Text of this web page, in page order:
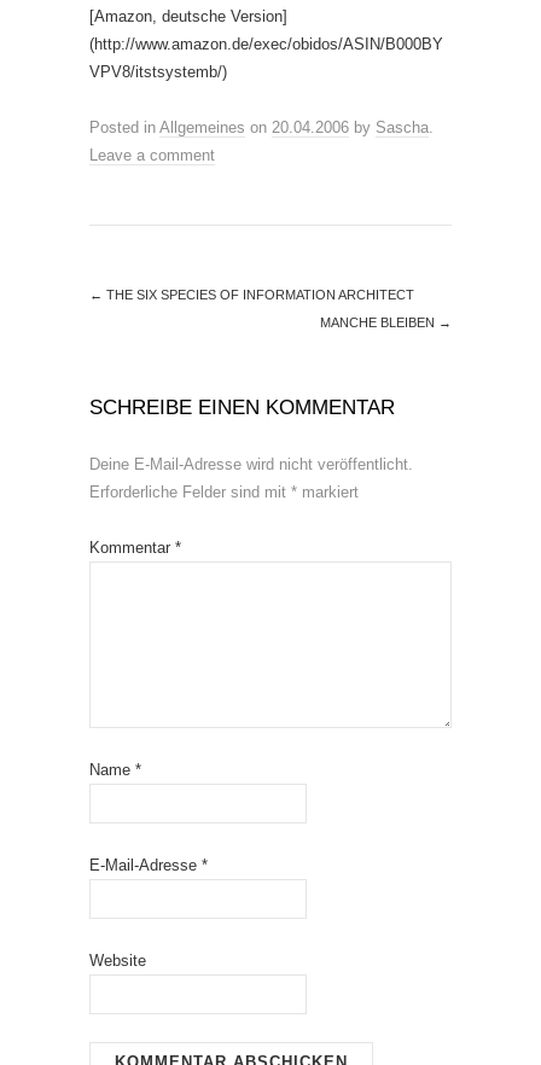
[Amazon, deutsche Version]
(http://www.amazon.de/exec/obidos/ASIN/B000BY
VPV8/itstsystemb/)
Posted in Allgemeines on 20.04.2006 by Sascha.
Leave a comment
← THE SIX SPECIES OF INFORMATION ARCHITECT
MANCHE BLEIBEN →
SCHREIBE EINEN KOMMENTAR
Deine E-Mail-Adresse wird nicht veröffentlicht.
Erforderliche Felder sind mit * markiert
Kommentar *
Name *
E-Mail-Adresse *
Website